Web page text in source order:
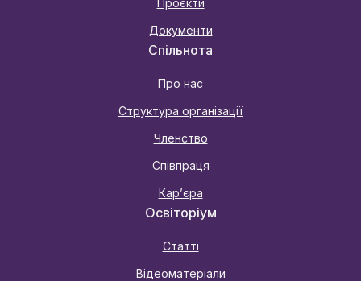
Проєкти
Документи
Спільнота
Про нас
Структура організації
Членство
Співпраця
Карʼєра
Освіторіум
Статті
Відеоматеріали